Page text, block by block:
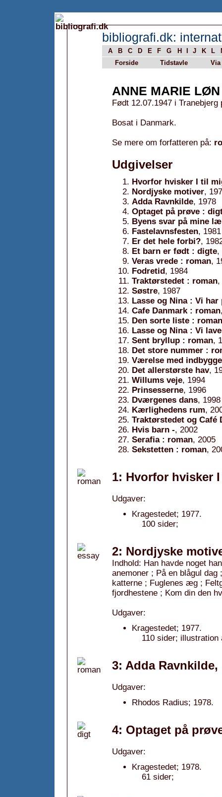
bibliografi.dk:
A B C D E F G H J K L
Forside
Tidstavle Via
ANNE MARIE LØN
Født 12.07.1947 i
Bosat i Danmark.
Se mere om forfatteren på:
Udgivelser
Hvorfor hvisker I til
Nordjyske motiver,
Adda Ravnkilde, 1978
Optaget på prøve :
Byens svar på mine
Fastelavnsfesten, 1981
Er det hele forbi?,
Et barn er født : digte,
Veras vrede : roman,
Fodretid, 1984
Traktørstedet : roman,
Søstre, 1987
Lasse og Nina : Vi
Cafe Danmark : roman
Den sorte liste : roman
Lasse og Nina : Vi
Sent bryllup : roman,
Det store nummer :
Værelse med
Det allerstørste hav,
Willums veje, 1994
Prinsesserne, 1996
Dværgenes dans, 1998
Kærlighedens rum,
Traktørstedet og Café
Hvis barn -, 2002
Serafia : roman, 2005
Sekstetten : roman,
1: Hvorfor hvisker
Udgaver:
Kragestedet; 1977.
100 sider;
2: Nordjyske
Indhold: Han havde noget
anemoner ; På en blågul
katterne ; Fuglenes æg ;
fjordhestene ; Kom din den
Udgaver:
Kragestedet; 1977.
110 sider;
3: Adda Ravnkilde,
Udgaver:
Rhodos Radius; 1978.
4: Optaget på
Udgaver:
Kragestedet; 1978.
61 sider;